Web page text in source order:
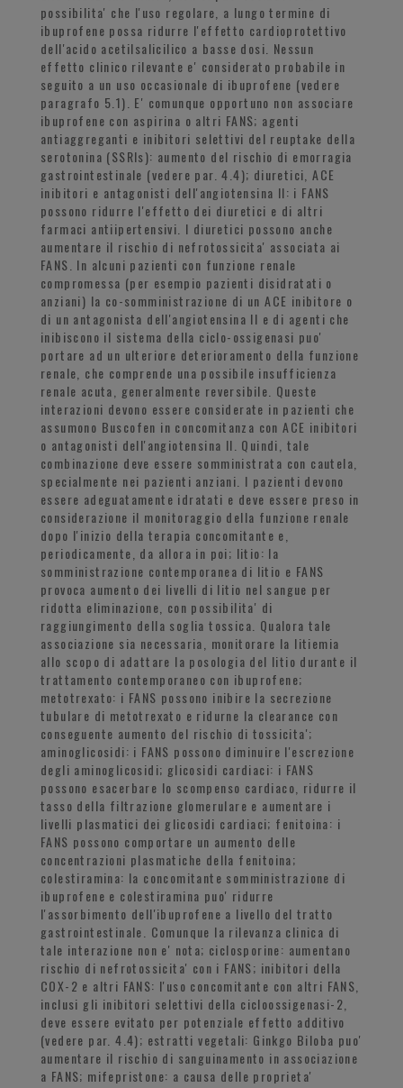
possibilita' che l'uso regolare, a lungo termine di
ibuprofene possa ridurre l'effetto cardioprotettivo
dell'acido acetilsalicilico a basse dosi. Nessun
effetto clinico rilevante e' considerato probabile in
seguito a un uso occasionale di ibuprofene (vedere
paragrafo 5.1). E' comunque opportuno non associare
ibuprofene con aspirina o altri FANS; agenti
antiaggreganti e inibitori selettivi del reuptake della
serotonina (SSRIs): aumento del rischio di emorragia
gastrointestinale (vedere par. 4.4); diuretici, ACE
inibitori e antagonisti dell'angiotensina II: i FANS
possono ridurre l'effetto dei diuretici e di altri
farmaci antiipertensivi. I diuretici possono anche
aumentare il rischio di nefrotossicita' associata ai
FANS. In alcuni pazienti con funzione renale
compromessa (per esempio pazienti disidratati o
anziani) la co-somministrazione di un ACE inibitore o
di un antagonista dell'angiotensina II e di agenti che
inibiscono il sistema della ciclo-ossigenasi puo'
portare ad un ulteriore deterioramento della funzione
renale, che comprende una possibile insufficienza
renale acuta, generalmente reversibile. Queste
interazioni devono essere considerate in pazienti che
assumono Buscofen in concomitanza con ACE inibitori
o antagonisti dell'angiotensina II. Quindi, tale
combinazione deve essere somministrata con cautela,
specialmente nei pazienti anziani. I pazienti devono
essere adeguatamente idratati e deve essere preso in
considerazione il monitoraggio della funzione renale
dopo l'inizio della terapia concomitante e,
periodicamente, da allora in poi; litio: la
somministrazione contemporanea di litio e FANS
provoca aumento dei livelli di litio nel sangue per
ridotta eliminazione, con possibilita' di
raggiungimento della soglia tossica. Qualora tale
associazione sia necessaria, monitorare la litiemia
allo scopo di adattare la posologia del litio durante il
trattamento contemporaneo con ibuprofene;
metotrexato: i FANS possono inibire la secrezione
tubulare di metotrexato e ridurne la clearance con
conseguente aumento del rischio di tossicita';
aminoglicosidi: i FANS possono diminuire l'escrezione
degli aminoglicosidi; glicosidi cardiaci: i FANS
possono esacerbare lo scompenso cardiaco, ridurre il
tasso della filtrazione glomerulare e aumentare i
livelli plasmatici dei glicosidi cardiaci; fenitoina: i
FANS possono comportare un aumento delle
concentrazioni plasmatiche della fenitoina;
colestiramina: la concomitante somministrazione di
ibuprofene e colestiramina puo' ridurre
l'assorbimento dell'ibuprofene a livello del tratto
gastrointestinale. Comunque la rilevanza clinica di
tale interazione non e' nota; ciclosporine: aumentano
rischio di nefrotossicita' con i FANS; inibitori della
COX-2 e altri FANS: l'uso concomitante con altri FANS,
inclusi gli inibitori selettivi della cicloossigenasi-2,
deve essere evitato per potenziale effetto additivo
(vedere par. 4.4); estratti vegetali: Ginkgo Biloba puo'
aumentare il rischio di sanguinamento in associazione
a FANS; mifepristone: a causa delle proprieta'